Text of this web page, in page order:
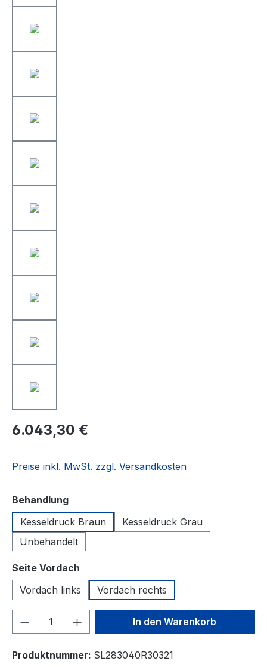
6.043,30 €
Preise inkl. MwSt. zzgl. Versandkosten
Behandlungauswählen
Kesseldruck Braun
Kesseldruck Grau
Unbehandelt
Seite Vordach
Vordach links
Vordach rechts
Produkt Anzahl: Gib denIn den Warenkorb
Produktnummer: SL283040R30321